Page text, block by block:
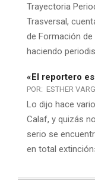
Trayectoria
Trasversal,
de Formación
haciendo
«El reportero
POR: ESTHER
Lo dijo hace
Calaf, y quizás
serio se
en total